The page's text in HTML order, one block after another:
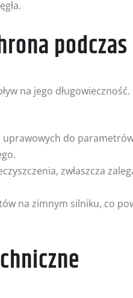
na jego długowieczność.
do
zwłaszcza
na zimnym silniku, co